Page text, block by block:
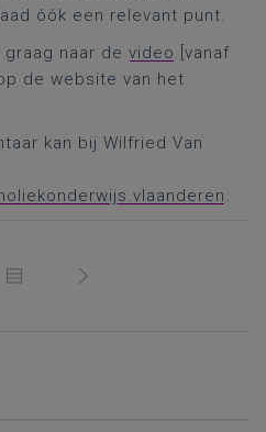
óók een relevant punt.
naar de video
[vanaf
de website van het
kan bij Wilfried Van
.